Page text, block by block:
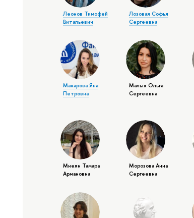
Леонов Тимофей
Витальевич
Лозовая Софья
Сергеевна
Макарова Яна
Петровна
Малых Ольга
Сергеевна
Мнеян Тамара
Армановна
Морозова Анна
Сергеевна